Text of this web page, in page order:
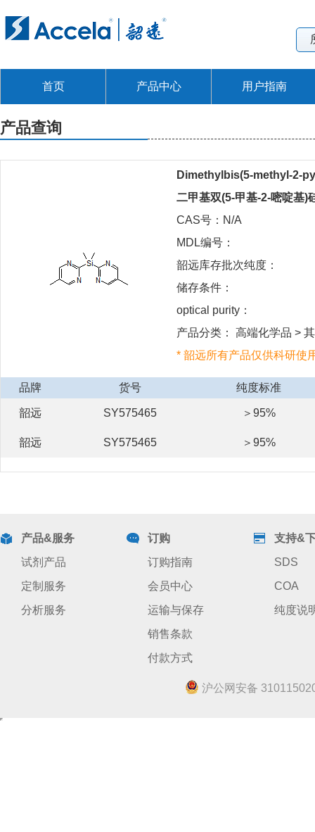
首页 产品中心 用户指南
产品查询
Dimethylbis(5-methyl-2-
二甲基双(5-甲基-2-嘧啶基)
CAS号：N/A
MDL编号：
韶远库存批次纯度：
储存条件：
optical purity：
产品分类： 高端化学品 >
* 韶远所有产品仅供科研使
品牌 货号 纯度标准
韶远 SY575465 ＞95%
韶远 SY575465 ＞95%
产品&服务
试剂产品
定制服务
分析服务
订购
订购指南
会员中心
运输与保存
销售条款
付款方式
支持&
SDS
COA
纯度说
沪公网安备